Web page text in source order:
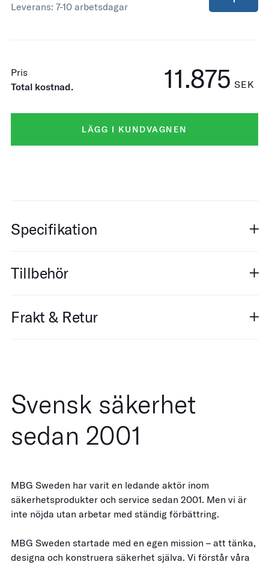
Leverans: 7-10 arbetsdagar
Pris
Total kostnad.
11.875 SEK
LÄGG I KUNDVAGNEN
Specifikation
Tillbehör
Frakt & Retur
Svensk säkerhet
sedan 2001
MBG Sweden har varit en ledande aktör inom
säkerhetsprodukter och service sedan 2001. Men vi är
inte nöjda utan arbetar med ständig förbättring.
MBG Sweden startade med en egen mission – att tänka,
designa och konstruera säkerhet själva. Vi förstår våra